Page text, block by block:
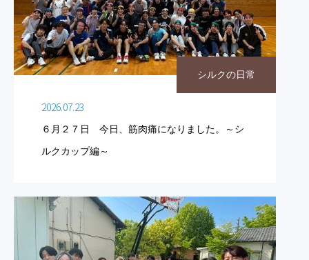
シルクの日常
2026.07.23
６月２７日 今日、筋肉痛になりました。～シ
ルクカップ編～